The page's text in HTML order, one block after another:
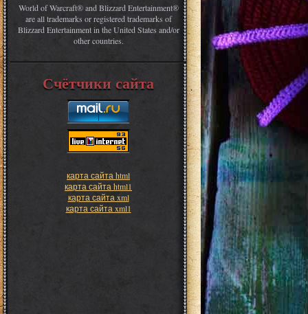
World of Warcraft® and Blizzard Entertainment®
are all trademarks or registered trademarks of
Blizzard Entertainment in the United States and/or
other countries.
Счётчики сайта
карта сайта html
карта сайта html1
карта сайта xml
карта сайта xml1